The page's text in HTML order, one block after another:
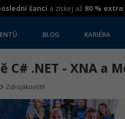
šanci a získej až 80 %
BLOG KARIÉRA
C# .NET - XNA a
Zdrojákoviště